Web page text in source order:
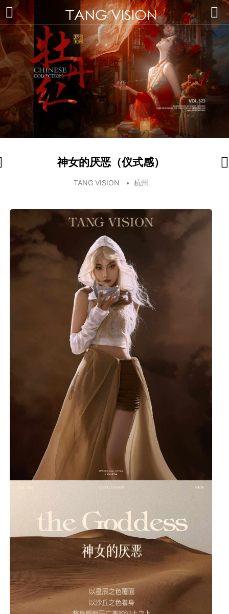
神女的厌恶（仪式感）
TANG VISION • 杭州